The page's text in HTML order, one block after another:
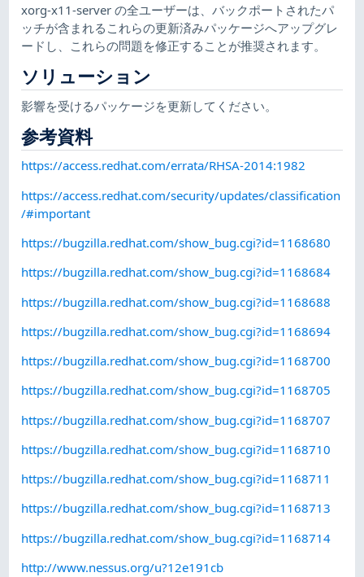
xorg-x11-server の全ユーザーは、バックポートされたパ
ッチが含まれるこれらの更新済みパッケージへアップグレ
ードし、これらの問題を修正することが推奨されます。
ソリューション
影響を受けるパッケージを更新してください。
参考資料
https://access.redhat.com/errata/RHSA-2014:1982
https://access.redhat.com/security/updates/classification
/#important
https://bugzilla.redhat.com/show_bug.cgi?id=1168680
https://bugzilla.redhat.com/show_bug.cgi?id=1168684
https://bugzilla.redhat.com/show_bug.cgi?id=1168688
https://bugzilla.redhat.com/show_bug.cgi?id=1168694
https://bugzilla.redhat.com/show_bug.cgi?id=1168700
https://bugzilla.redhat.com/show_bug.cgi?id=1168705
https://bugzilla.redhat.com/show_bug.cgi?id=1168707
https://bugzilla.redhat.com/show_bug.cgi?id=1168710
https://bugzilla.redhat.com/show_bug.cgi?id=1168711
https://bugzilla.redhat.com/show_bug.cgi?id=1168713
https://bugzilla.redhat.com/show_bug.cgi?id=1168714
http://www.nessus.org/u?12e191cb